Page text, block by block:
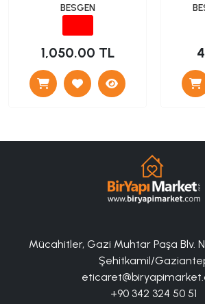
BESGEN
1,050.00 TL
Mücahitler, Gazi Muhtar Paşa Blv.
Şehitkamil/
+90 342 324 50 51